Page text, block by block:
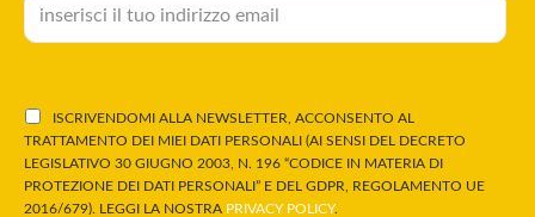
ISCRIVENDOMI ALLA NEWSLETTER, ACCONSENTO AL
TRATTAMENTO DEI MIEI DATI PERSONALI (AI SENSI DEL DECRETO
LEGISLATIVO 30 GIUGNO 2003, N. 196 “CODICE IN MATERIA DI
PROTEZIONE DEI DATI PERSONALI” E DEL GDPR, REGOLAMENTO UE
2016/679). LEGGI LA NOSTRA PRIVACY POLICY.